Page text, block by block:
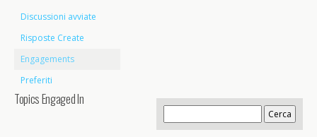
Discussioni avviate
Risposte Create
Engagements
Preferiti
Topics Engaged In